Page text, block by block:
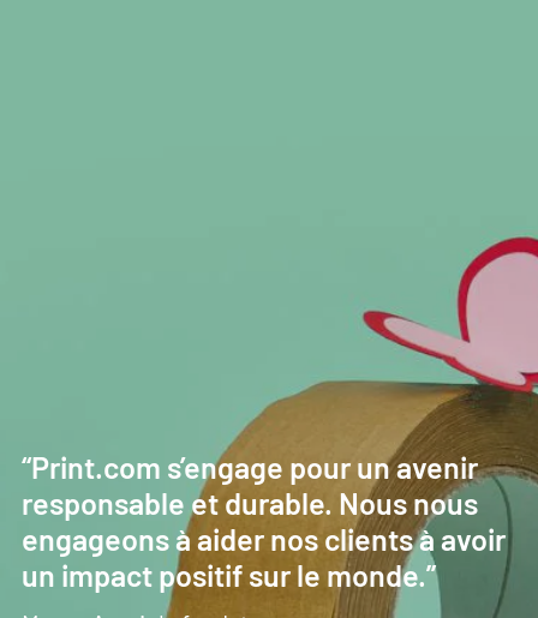
“Print.com s’engage pour un avenir
responsable et durable. Nous nous
engageons à aider nos clients à avoir
un impact positif sur le monde.”